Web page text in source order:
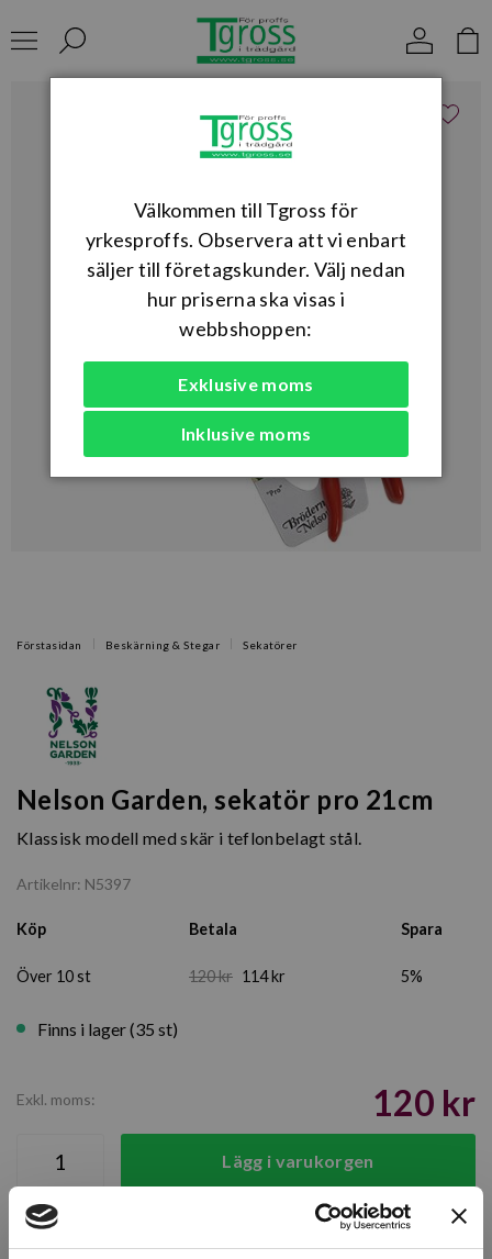
Förstasidan Beskärning & Stegar Sekatörer
Nelson Garden, sekatör pro 21cm
Klassisk modell med skär i teflonbelagt stål.
Artikelnr: N5397
Köp Betala Spara
Över 10 st 120 kr 114 kr 5%
Finns i lager (35 st)
Exkl. moms: 120 kr
Lägg i varukorgen
Snabba leveranser
Kvalitetsprodukter
Välkommen till Tgross för
yrkesproffs. Observera att vi enbart
säljer till företagskunder. Välj nedan
hur priserna ska visas i
webbshoppen:
Exklusive moms
Inklusive moms